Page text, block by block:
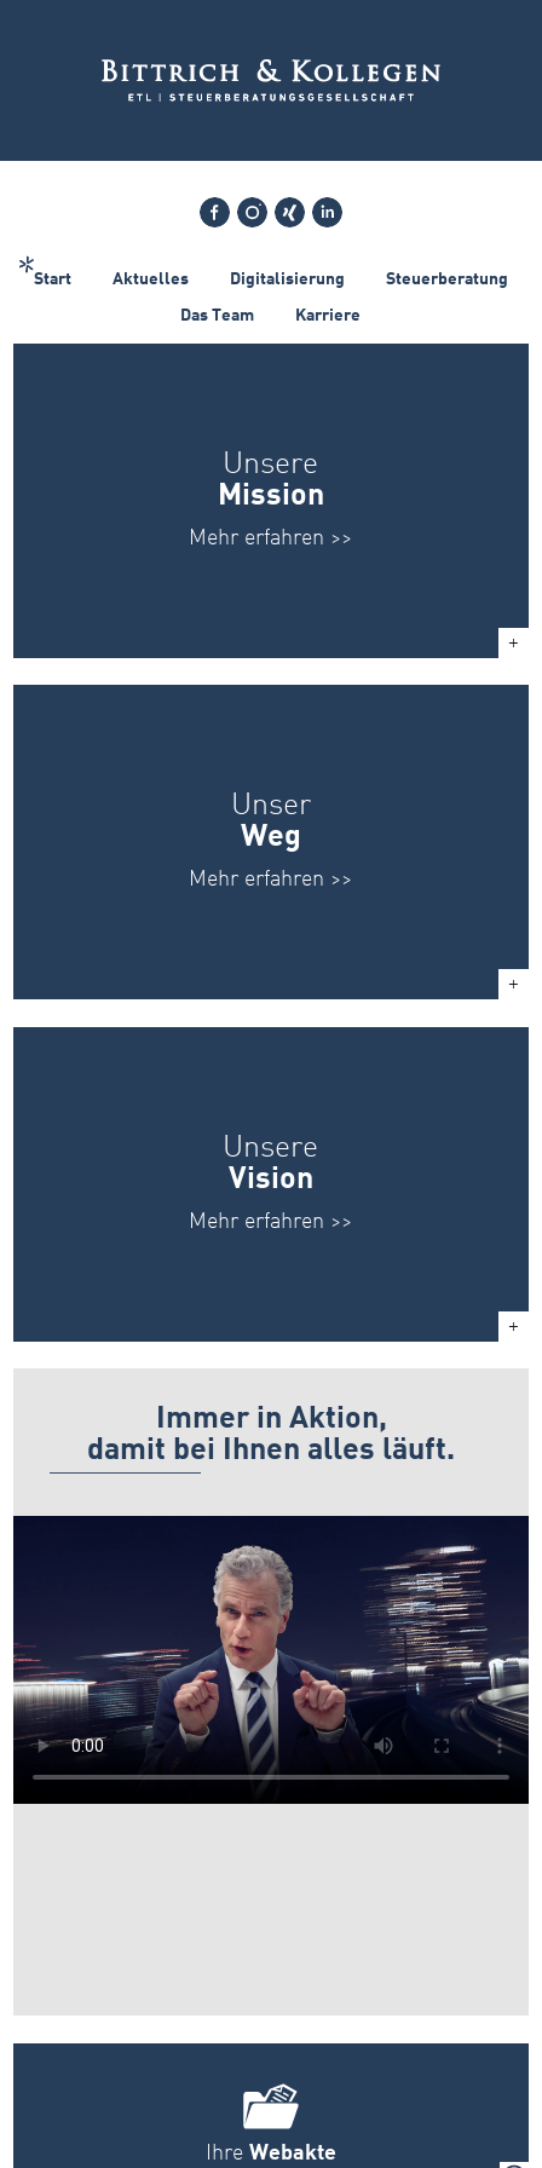
Start Aktuelles Digitalisierung Steuerberatung
Das Team Karriere
FacebookInstagram
xing Linkedin
Unsere
Mission
Mehr erfahren >>
Unser
Weg
Mehr erfahren >>
Unsere
Vision
Mehr erfahren >>
Immer in Aktion,
damit bei Ihnen alles läuft.
Ihre Webakte